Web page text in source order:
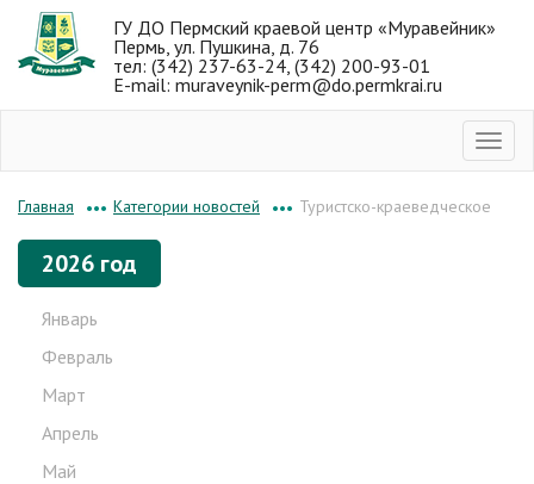
ГУ ДО Пермский краевой центр «Муравейник»
Пермь, ул. Пушкина, д. 76
тел: (342) 237-63-24, (342) 200-93-01
E-mail: muraveynik-perm@do.permkrai.ru
Главная ••• Категории новостей ••• Туристско-краеведческое
2026 год
Январь
Февраль
Март
Апрель
Май